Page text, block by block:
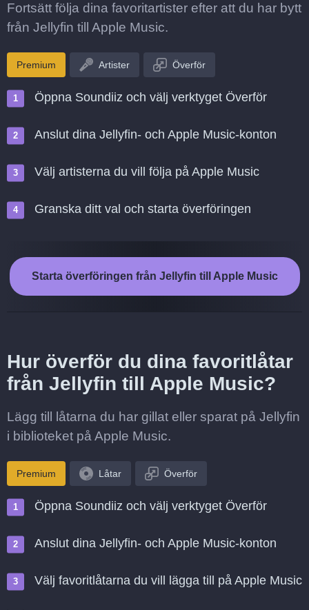
Fortsätt följa dina favoritartister efter att du har bytt
från Jellyfin till Apple Music.
Premium Artister Överför
Öppna Soundiiz och välj verktyget Överför
Anslut dina Jellyfin- och Apple Music-konton
Välj artisterna du vill följa på Apple Music
Granska ditt val och starta överföringen
Starta överföringen från Jellyfin till Apple Music
Hur överför du dina favoritlåtar
från Jellyfin till Apple Music?
Lägg till låtarna du har gillat eller sparat på Jellyfin
i biblioteket på Apple Music.
Premium Låtar Överför
Öppna Soundiiz och välj verktyget Överför
Anslut dina Jellyfin- och Apple Music-konton
Välj favoritlåtarna du vill lägga till på Apple Music